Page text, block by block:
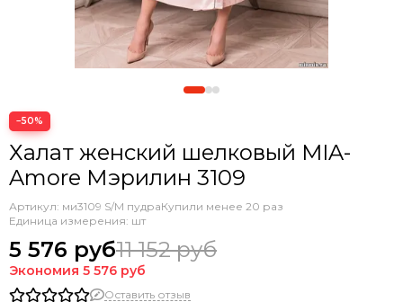
−50%
Халат женский шелковый MIA-
Amore Мэрилин 3109
Артикул: ми3109 S/M пудраКупили менее 20 раз
Единица измерения: шт
5 576 руб11 152 руб
Экономия 5 576 руб
Оставить отзыв